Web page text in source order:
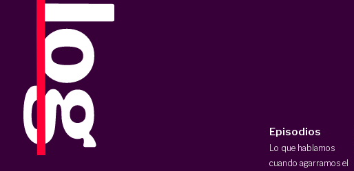
Episodios
Lo que hablamos
cuando agarramos el